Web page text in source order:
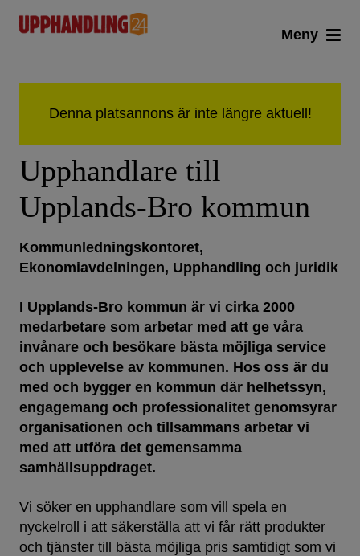
content
Meny
Upphandlare till
Upplands-Bro kommun
Kommunledningskontoret,
Ekonomiavdelningen, Upphandling och juridik
I Upplands-Bro kommun är vi cirka 2000
medarbetare som arbetar med att ge våra
invånare och besökare bästa möjliga service
och upplevelse av kommunen. Hos oss är du
med och bygger en kommun där helhetssyn,
engagemang och professionalitet genomsyrar
organisationen och tillsammans arbetar vi
med att utföra det gemensamma
samhällsuppdraget.
Vi söker en upphandlare som vill spela en
nyckelroll i att säkerställa att vi får rätt produkter
och tjänster till bästa möjliga pris samtidigt som vi